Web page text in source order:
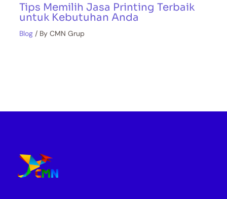
Tips Memilih Jasa Printing Terbaik
untuk Kebutuhan Anda
Blog/ By CMN Grup